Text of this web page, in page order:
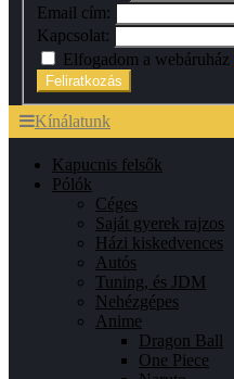
Email cím:
Kapcsolat:
Elfogadom a webáruház
Feliratkozás
Kínálatunk
Kapucnis felsők
Pólók
Céges
Saját gyerek rajzos
Házi kiskedvences
Autós
Tuning, és JDM
Nehézgépes
Anime
Dragon Ball
One Piece